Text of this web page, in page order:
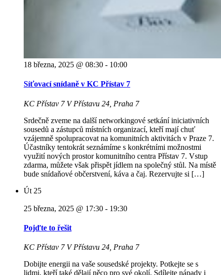
18 března, 2025 @ 08:30 - 10:00
Síťovací snídaně v KC Přístav 7
KC Přístav 7 V Přístavu 24, Praha 7
Srdečně zveme na další networkingové setkání iniciativních
sousedů a zástupců místních organizací, kteří mají chuť
vzájemně spolupracovat na komunitních aktivitách v Praze 7.
Účastníky tentokrát seznámíme s konkrétními možnostmi
využití nových prostor komunitního centra Přístav 7. Vstup
zdarma, můžete však přispět jídlem na společný stůl. Na místě
bude snídaňové občerstvení, káva a čaj. Rezervujte si […]
Út 25
25 března, 2025 @ 17:30 - 19:30
Pojďte to řešit
KC Přístav 7 V Přístavu 24, Praha 7
Dobijte energii na vaše sousedské projekty. Potkejte se s
lidmi, kteří také dělají něco pro své okolí. Sdílejte nápady i